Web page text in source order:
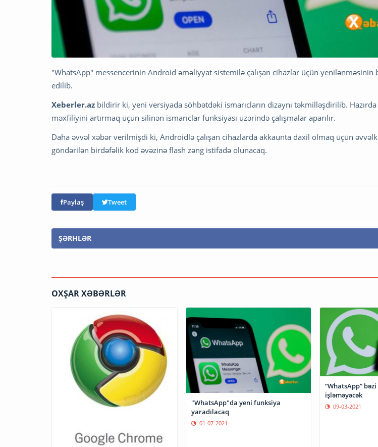
"WhatsApp" messencerinin Android əməliyyat sistemilə çalışan cihazlar üçün yenilənməsinin
edilib.
Xeberler.az bildirir ki, yeni versiyada söhbətdəki ismarıcların dizaynı təkmilləşdirilib. Hazırda
məxfiliyini artırmaq üçün silinən ismarıclar funksiyası üzərində çalışmalar aparılır.
Daha əvvəl xəbər verilmişdi ki, Androidlə çalışan cihazlarda akkaunta daxil olmaq üçün
göndərilən birdəfəlik kod əvəzinə flash zəng istifadə olunacaq.
Paylaş Tweet
ŞƏRHLƏR
OXŞAR XƏBƏRLƏR
"WhatsApp"da yeni funksiya
yaradılacaq
01-07-2021
“WhatsApp”
işləməyəcək
09-03-2021